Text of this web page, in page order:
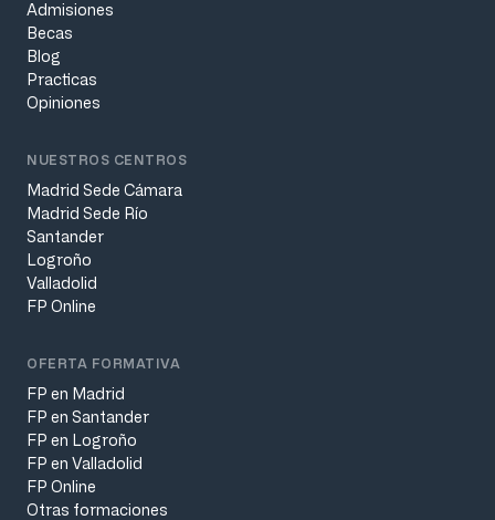
Admisiones
Becas
Blog
Practicas
Opiniones
NUESTROS CENTROS
Madrid Sede Cámara
Madrid Sede Río
Santander
Logroño
Valladolid
FP Online
OFERTA FORMATIVA
FP en Madrid
FP en Santander
FP en Logroño
FP en Valladolid
FP Online
Otras formaciones